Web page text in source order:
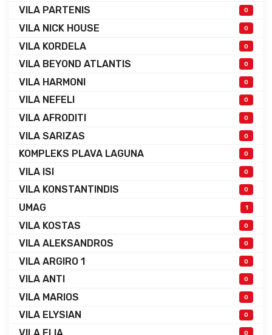
VILA PARTENIS 0
VILA NICK HOUSE 0
VILA KORDELA 0
VILA BEYOND ATLANTIS 0
VILA HARMONI 0
VILA NEFELI 0
VILA AFRODITI 0
VILA SARIZAS 0
KOMPLEKS PLAVA LAGUNA 0
VILA ISI 0
VILA KONSTANTINDIS 0
UMAG 1
VILA KOSTAS 0
VILA ALEKSANDROS 0
VILA ARGIRO 1 0
VILA ANTI 0
VILA MARIOS 0
VILA ELYSIAN 0
0